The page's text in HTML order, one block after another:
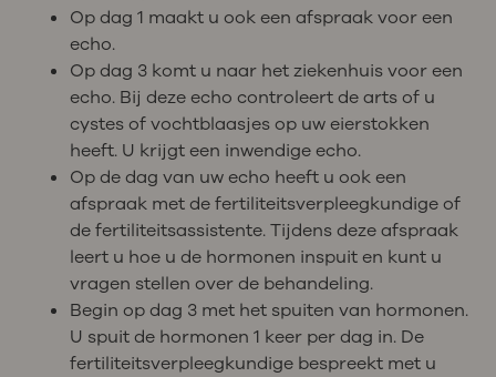
Op dag 1 maakt u ook een afspraak voor een
echo.
Op dag 3 komt u naar het ziekenhuis voor een
echo. Bij deze echo controleert de arts of u
cystes of vochtblaasjes op uw eierstokken
heeft. U krijgt een inwendige echo.
Op de dag van uw echo heeft u ook een
afspraak met de fertiliteitsverpleegkundige of
de fertiliteitsassistente. Tijdens deze afspraak
leert u hoe u de hormonen inspuit en kunt u
vragen stellen over de behandeling.
Begin op dag 3 met het spuiten van hormonen.
U spuit de hormonen 1 keer per dag in. De
fertiliteitsverpleegkundige bespreekt met u